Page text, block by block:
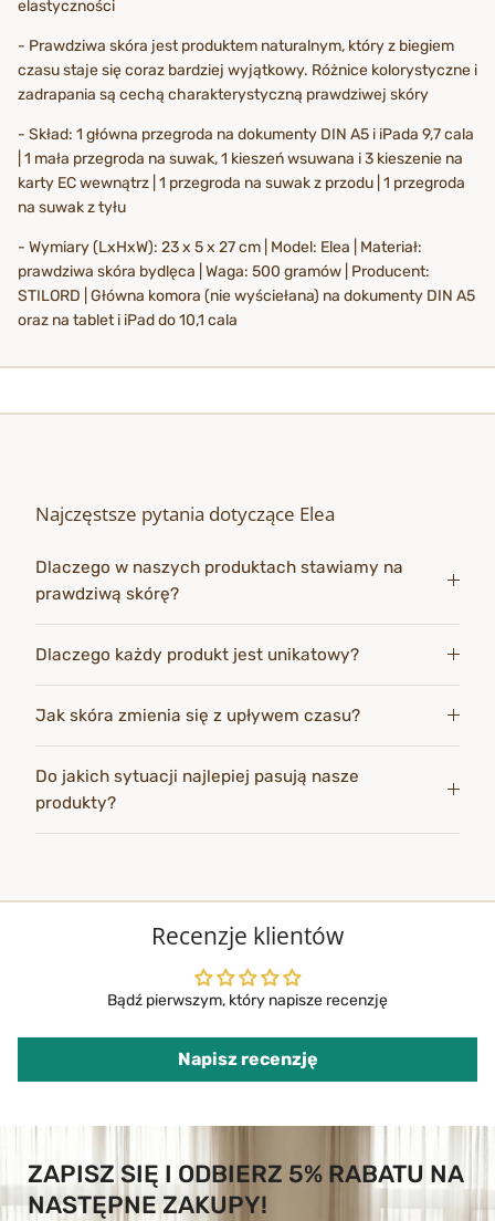
elastyczności
- Prawdziwa skóra jest produktem naturalnym, który z biegiem
czasu staje się coraz bardziej wyjątkowy. Różnice kolorystyczne i
zadrapania są cechą charakterystyczną prawdziwej skóry
- Skład: 1 główna przegroda na dokumenty DIN A5 i iPada 9,7 cala
| 1 mała przegroda na suwak, 1 kieszeń wsuwana i 3 kieszenie na
karty EC wewnątrz | 1 przegroda na suwak z przodu | 1 przegroda
na suwak z tyłu
- Wymiary (LxHxW): 23 x 5 x 27 cm | Model: Elea | Materiał:
prawdziwa skóra bydlęca | Waga: 500 gramów | Producent:
STILORD | Główna komora (nie wyściełana) na dokumenty DIN A5
oraz na tablet i iPad do 10,1 cala
Najczęstsze pytania dotyczące Elea
Dlaczego w naszych produktach stawiamy na
prawdziwą skórę?
Dlaczego każdy produkt jest unikatowy?
Jak skóra zmienia się z upływem czasu?
Do jakich sytuacji najlepiej pasują nasze
produkty?
Recenzje klientów
Bądź pierwszym, który napisze recenzję
Napisz recenzję
ZAPISZ SIĘ I ODBIERZ 5% RABATU NA
NASTĘPNE ZAKUPY!